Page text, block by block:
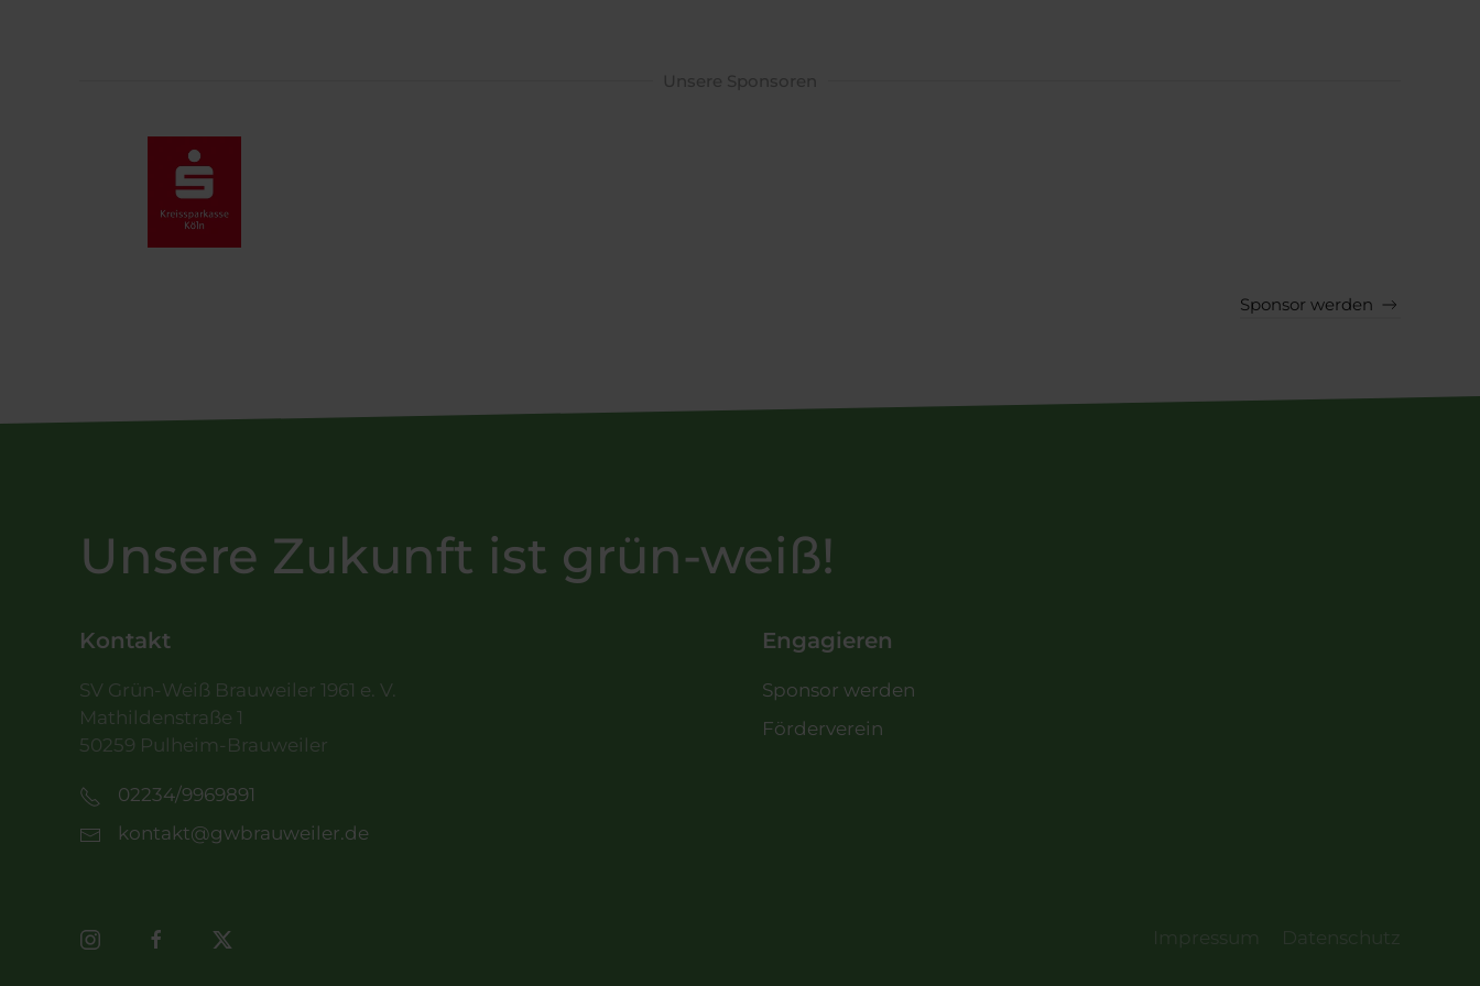
Unsere Sponsoren
Sponsor werden
Unsere Zukunft ist grün-weiß!
Kontakt
SV Grün-Weiß Brauweiler 1961 e. V.
Mathildenstraße 1
50259 Pulheim-Brauweiler
02234/9969891
kontakt@gwbrauweiler.de
Engagieren
Sponsor werden
Förderverein